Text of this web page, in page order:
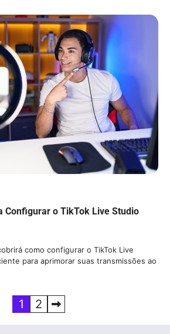
Configurar o TikTok Live Studio
como configurar o TikTok Live
para aprimorar suas transmissões ao
1 2